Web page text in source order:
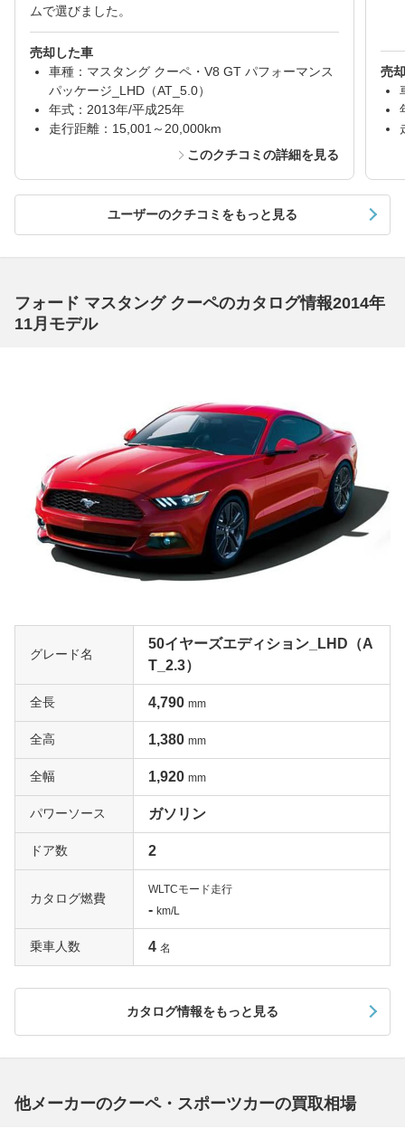
ムで選びました。
売却した車
車種：マスタング クーペ・V8 GT パフォーマンス
パッケージ_LHD（AT_5.0）
年式：2013年/平成25年
走行距離：15,001～20,000km
このクチコミの詳細を見る
売
ユーザーのクチコミをもっと見る
フォード マスタング クーペのカタログ情報2014年
11月モデル
グレード名
50イヤーズエディション_LHD（A
T_2.3）
全長 4,790 mm
全高 1,380 mm
全幅 1,920 mm
パワーソース ガソリン
ドア数 2
カタログ燃費
WLTCモード走行
- km/L
乗車人数 4 名
カタログ情報をもっと見る
他メーカーのクーペ・スポーツカーの買取相場